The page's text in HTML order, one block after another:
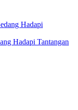
Hadapi Tantangan